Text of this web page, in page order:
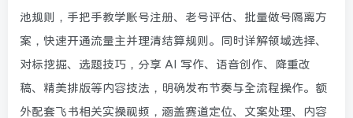
池规则，手把手教学账号注册、老号评估、批量做号隔离方
案，快速开通流量主并理清结算规则。同时详解领域选择、
对标挖掘、选题技巧，分享 AI 写作、语音创作、降重改
稿、精美排版等内容技法，明确发布节奏与全流程操作。额
外配套飞书相关实操视频，涵盖赛道定位、文案处理、内容